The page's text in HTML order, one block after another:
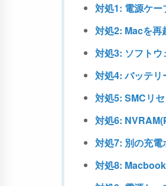
対処1: 電源ケー
対処2: Macを再
対処3: ソフトウ
対処4: バッテリ
対処5: SMCリ
対処6:
対処7: 別の充電
対処8: